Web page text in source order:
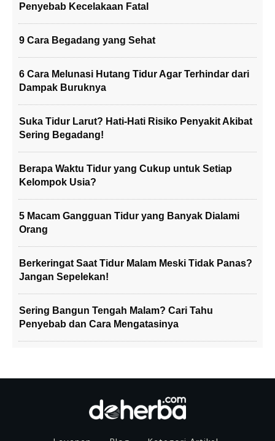
Penyebab Kecelakaan Fatal
9 Cara Begadang yang Sehat
6 Cara Melunasi Hutang Tidur Agar Terhindar dari
Dampak Buruknya
Suka Tidur Larut? Hati-Hati Risiko Penyakit Akibat
Sering Begadang!
Berapa Waktu Tidur yang Cukup untuk Setiap
Kelompok Usia?
5 Macam Gangguan Tidur yang Banyak Dialami
Orang
Berkeringat Saat Tidur Malam Meski Tidak Panas?
Jangan Sepelekan!
Sering Bangun Tengah Malam? Cari Tahu
Penyebab dan Cara Mengatasinya